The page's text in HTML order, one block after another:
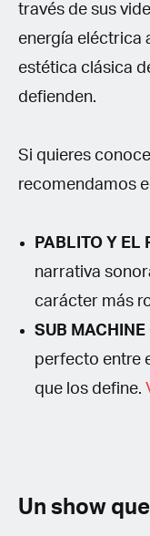
través de sus
energía eléctrica
estética clásica
defienden.
Si quieres
recomendamos
PABLITO Y EL
narrativa
carácter más
SUB
perfecto entre
que los define.
Un show